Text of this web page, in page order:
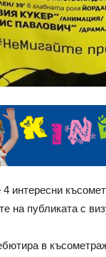
интересни
на публиката с
в